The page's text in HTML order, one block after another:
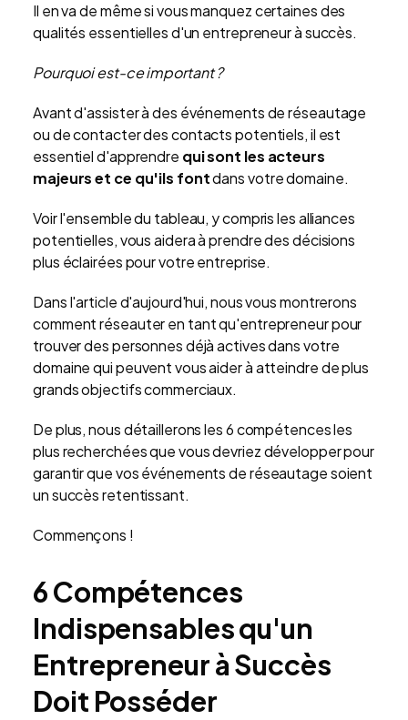
Il en va de même si vous manquez certaines des
qualités essentielles d'un entrepreneur à succès.
Pourquoi est-ce important ?
Avant d'assister à des événements de réseautage
ou de contacter des contacts potentiels, il est
essentiel d'apprendre qui sont les acteurs
majeurs et ce qu'ils fontdans votre domaine.
Voir l'ensemble du tableau, y compris les alliances
potentielles, vous aidera à prendre des décisions
plus éclairées pour votre entreprise.
Dans l'article d'aujourd'hui, nous vous montrerons
comment réseauter en tant qu'entrepreneur pour
trouver des personnes déjà actives dans votre
domaine qui peuvent vous aider à atteindre de plus
grands objectifs commerciaux.
De plus, nous détaillerons les 6 compétences les
plus recherchées que vous devriez développer pour
garantir que vos événements de réseautage soient
un succès retentissant.
Commençons !
6 Compétences
Indispensables qu'un
Entrepreneur à Succès
Doit Posséder